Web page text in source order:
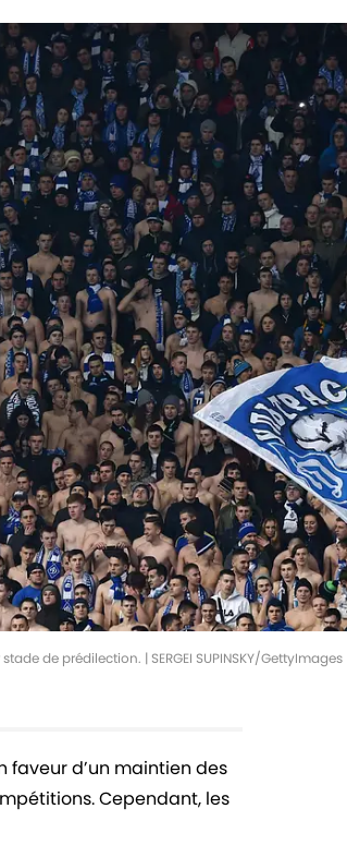
de prédilection. | SERGEI SUPINSKY/GettyImages
faveur d’un maintien des
Cependant, les